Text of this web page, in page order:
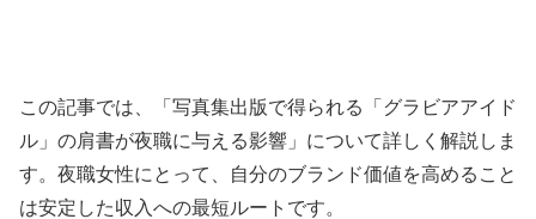
この記事では、「写真集出版で得られる「グラビアアイド
ル」の肩書が夜職に与える影響」について詳しく解説しま
す。夜職女性にとって、自分のブランド価値を高めること
は安定した収入への最短ルートです。